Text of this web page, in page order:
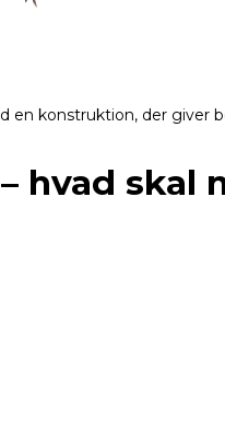
en konstruktion, der giver
hvad skal